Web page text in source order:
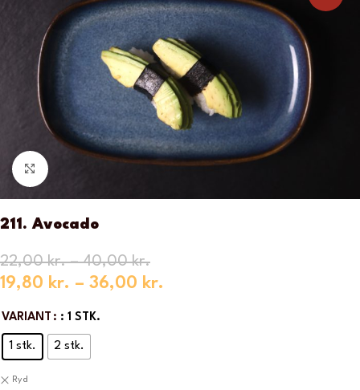
Klik for at forstørre
211. Avocado
22,00kr. – 40,00kr.
19,80 kr. – 36,00 kr.
VARIANT : 1 STK.
1 stk. 2 stk.
Ryd